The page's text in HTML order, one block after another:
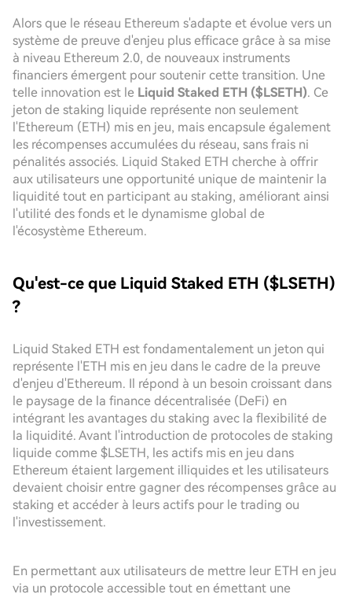
Alors que le réseau Ethereum s'adapte et évolue vers un
système de preuve d'enjeu plus efficace grâce à sa mise
à niveau Ethereum 2.0, de nouveaux instruments
financiers émergent pour soutenir cette transition. Une
telle innovation est le Liquid Staked ETH ($LSETH). Ce
jeton de staking liquide représente non seulement
l'Ethereum (ETH) mis en jeu, mais encapsule également
les récompenses accumulées du réseau, sans frais ni
pénalités associés. Liquid Staked ETH cherche à offrir
aux utilisateurs une opportunité unique de maintenir la
liquidité tout en participant au staking, améliorant ainsi
l'utilité des fonds et le dynamisme global de
l'écosystème Ethereum.
Qu'est-ce que Liquid Staked ETH ($LSETH)
?
Liquid Staked ETH est fondamentalement un jeton qui
représente l'ETH mis en jeu dans le cadre de la preuve
d'enjeu d'Ethereum. Il répond à un besoin croissant dans
le paysage de la finance décentralisée (DeFi) en
intégrant les avantages du staking avec la flexibilité de
la liquidité. Avant l'introduction de protocoles de staking
liquide comme $LSETH, les actifs mis en jeu dans
Ethereum étaient largement illiquides et les utilisateurs
devaient choisir entre gagner des récompenses grâce au
staking et accéder à leurs actifs pour le trading ou
l'investissement.
En permettant aux utilisateurs de mettre leur ETH en jeu
via un protocole accessible tout en émettant une